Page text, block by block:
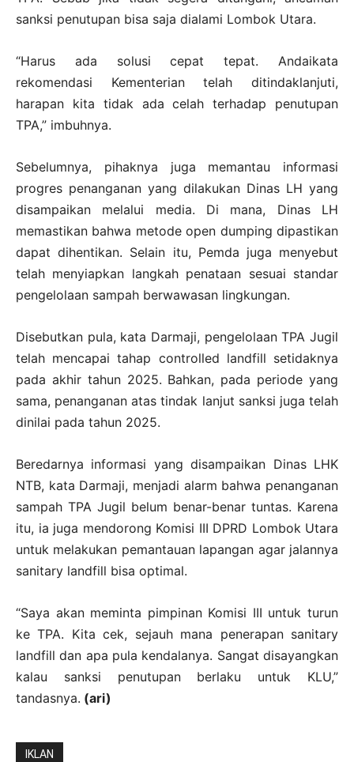
sanksi penutupan bisa saja dialami Lombok Utara.
“Harus ada solusi cepat tepat. Andaikata
rekomendasi Kementerian telah ditindaklanjuti,
harapan kita tidak ada celah terhadap penutupan
TPA,” imbuhnya.
Sebelumnya, pihaknya juga memantau informasi
progres penanganan yang dilakukan Dinas LH yang
disampaikan melalui media. Di mana, Dinas LH
memastikan bahwa metode open dumping dipastikan
dapat dihentikan. Selain itu, Pemda juga menyebut
telah menyiapkan langkah penataan sesuai standar
pengelolaan sampah berwawasan lingkungan.
Disebutkan pula, kata Darmaji, pengelolaan TPA Jugil
telah mencapai tahap controlled landfill setidaknya
pada akhir tahun 2025. Bahkan, pada periode yang
sama, penanganan atas tindak lanjut sanksi juga telah
dinilai pada tahun 2025.
Beredarnya informasi yang disampaikan Dinas LHK
NTB, kata Darmaji, menjadi alarm bahwa penanganan
sampah TPA Jugil belum benar-benar tuntas. Karena
itu, ia juga mendorong Komisi III DPRD Lombok Utara
untuk melakukan pemantauan lapangan agar jalannya
sanitary landfill bisa optimal.
“Saya akan meminta pimpinan Komisi III untuk turun
ke TPA. Kita cek, sejauh mana penerapan sanitary
landfill dan apa pula kendalanya. Sangat disayangkan
kalau sanksi penutupan berlaku untuk KLU,”
tandasnya. (ari)
IKLAN